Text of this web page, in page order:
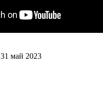
31 май 2023